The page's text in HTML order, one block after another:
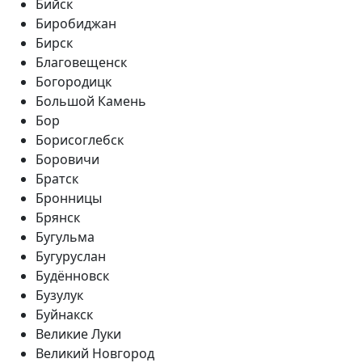
Бийск
Биробиджан
Бирск
Благовещенск
Богородицк
Большой Камень
Бор
Борисоглебск
Боровичи
Братск
Бронницы
Брянск
Бугульма
Бугуруслан
Будённовск
Бузулук
Буйнакск
Великие Луки
Великий Новгород